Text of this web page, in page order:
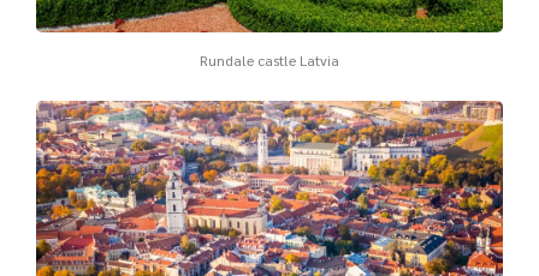
Rundale castle Latvia